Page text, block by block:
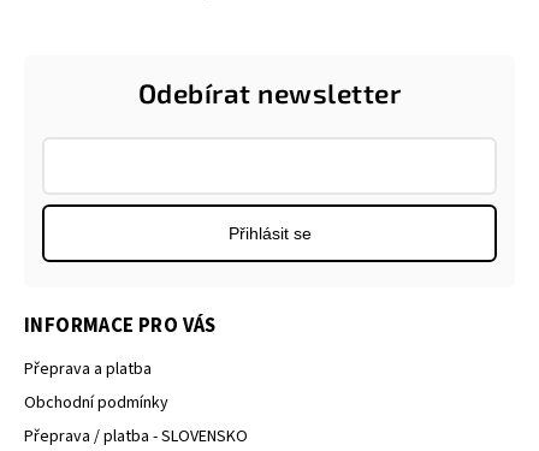
Odebírat newsletter
Přihlásit se
INFORMACE PRO VÁS
Přeprava a platba
Obchodní podmínky
Přeprava / platba - SLOVENSKO